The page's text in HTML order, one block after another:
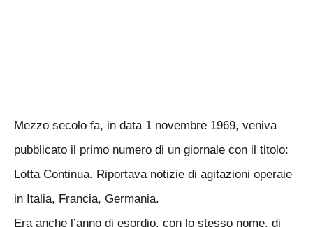
Mezzo secolo fa, in data 1 novembre 1969, veniva
pubblicato il primo numero di un giornale con il titolo:
Lotta Continua. Riportava notizie di agitazioni operaie
in Italia, Francia, Germania.
Era anche l’anno di esordio, con lo stesso nome, di